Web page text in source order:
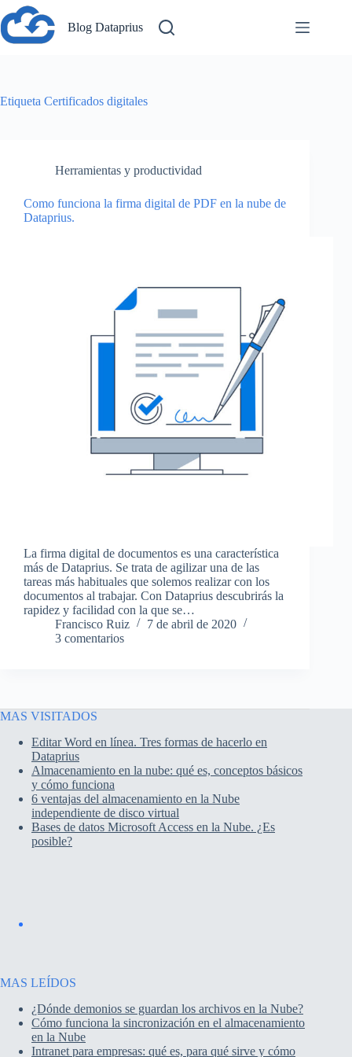
Saltar
al
contenido
Blog Dataprius
Etiqueta Certificados digitales
Herramientas y productividad
Como funciona la firma digital de PDF en la nube de
Dataprius.
La firma digital de documentos es una característica
más de Dataprius. Se trata de agilizar una de las
tareas más habituales que solemos realizar con los
documentos al trabajar. Con Dataprius descubrirás la
rapidez y facilidad con la que se…
Francisco Ruiz
7 de abril de 2020
3 comentarios
MAS VISITADOS
Editar Word en línea. Tres formas de hacerlo en
Dataprius
Almacenamiento en la nube: qué es, conceptos básicos
y cómo funciona
6 ventajas del almacenamiento en la Nube
independiente de disco virtual
Bases de datos Microsoft Access en la Nube. ¿Es
posible?
MAS LEÍDOS
¿Dónde demonios se guardan los archivos en la Nube?
Cómo funciona la sincronización en el almacenamiento
en la Nube
Intranet para empresas: qué es, para qué sirve y cómo